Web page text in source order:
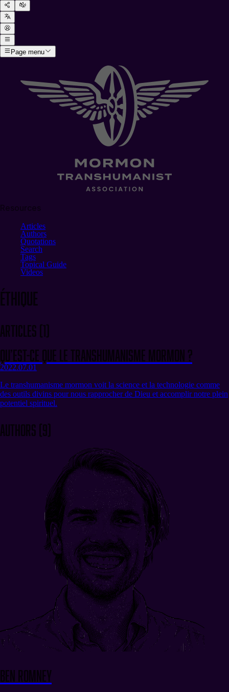
Page menu
Articles
Authors
Quotations
Search
Tags
Topical Guide
Videos
éthique
Articles (1)
Qu’est-ce que le Transhumanisme Mormon ?
2022.07.01
Le transhumanisme mormon voit la science et la technologie comme
des outils divins pour nous rapprocher de Dieu et accomplir notre plein
potentiel spirituel.
Authors (9)
Ben Romney